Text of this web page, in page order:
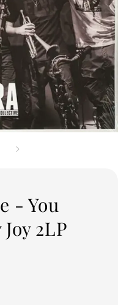
- You
2LP